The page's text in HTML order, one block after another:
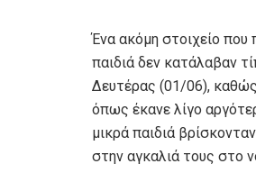
Ένα ακόμη στοιχείο που
παιδιά δεν κατάλαβαν
Δευτέρας (01/06), καθώς
όπως έκανε λίγο
μικρά παιδιά
στην αγκαλιά τους στο